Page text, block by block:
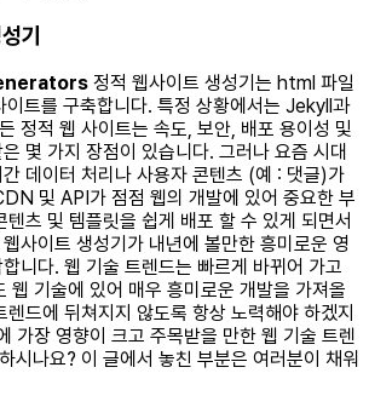
기
정적 웹사이트 생성기는 html 파일
트를 구축합니다. 특정 상황에서는 Jekyll과
정적 웹 사이트는 속도, 보안, 배포 용이성 및
몇 가지 장점이 있습니다. 그러나 요즘 시대
데이터 처리나 사용자 콘텐츠 (예 : 댓글)가
및 API가 점점 웹의 개발에 있어 중요한 부
츠 및 템플릿을 쉽게 배포 할 수 있게 되면서
사이트 생성기가 내년에 볼만한 흥미로운 영
니다. 웹 기술 트렌드는 빠르게 바뀌어 가고
웹 기술에 있어 매우 흥미로운 개발을 가져올
드에 뒤쳐지지 않도록 항상 노력해야 하겠지
가장 영향이 크고 주목받을 만한 웹 기술 트렌
시나요? 이 글에서 놓친 부분은 여러분이 채워